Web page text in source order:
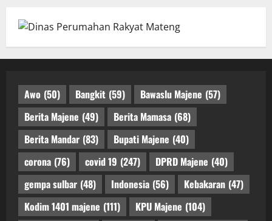
Awo (50) Bangkit (59) Bawaslu Majene (57)
Berita Majene (49) Berita Mamasa (68)
Berita Mandar (83) Bupati Majene (40)
corona (76) covid 19 (247) DPRD Majene (40)
gempa sulbar (48) Indonesia (56) Kebakaran (47)
Kodim 1401 majene (111) KPU Majene (104)